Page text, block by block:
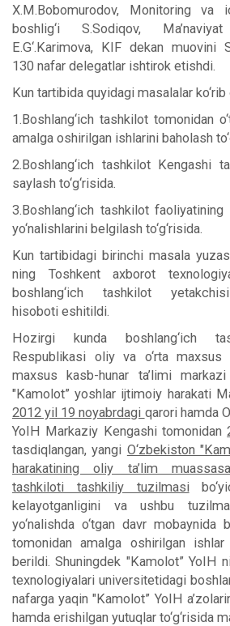
X.M.Bobomurodov, Monitoring va
boshlig‘i S.Sodiqov,
E.G‘.Karimova, KIF dekan muovini
130 nafar delegatlar ishtirok etishdi.
Kun tartibida quyidagi masalalar
1.Boshlang‘ich tashkilot tomonidan
amalga oshirilgan ishlarini baholash
2.Boshlang‘ich tashkilot Kengashi
saylash to‘g‘risida.
3.Boshlang‘ich tashkilot
yo‘nalishlarini belgilash to‘g‘risida.
Kun tartibidagi birinchi masala
ning Toshkent axborot
boshlang‘ich tashkilot
hisoboti eshitildi.
Hozirgi kunda boshlang‘ich
Respublikasi oliy va o‘rta maxsus
maxsus kasb-hunar ta’limi
"Kamolot” yoshlar ijtimoiy harakati
2012 yil 19 noyabrdagi qarori hamda
YoIH Markaziy Kengashi tomonidan
tasdiqlangan, yangi O‘zbekiston
harakatining oliy ta’lim
tashkiloti tashkiliy tuzilmasi
kelayotganligini va ushbu
yo‘nalishda o‘tgan davr mobaynida
tomonidan amalga oshirilgan ishlar
berildi. Shuningdek "Kamolot” YoIH
texnologiyalari universitetidagi
nafarga yaqin "Kamolot” YoIH
hamda erishilgan yutuqlar to‘g‘risida